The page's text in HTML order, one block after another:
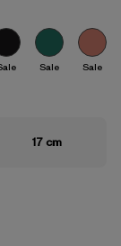
Sale Sale
17 cm